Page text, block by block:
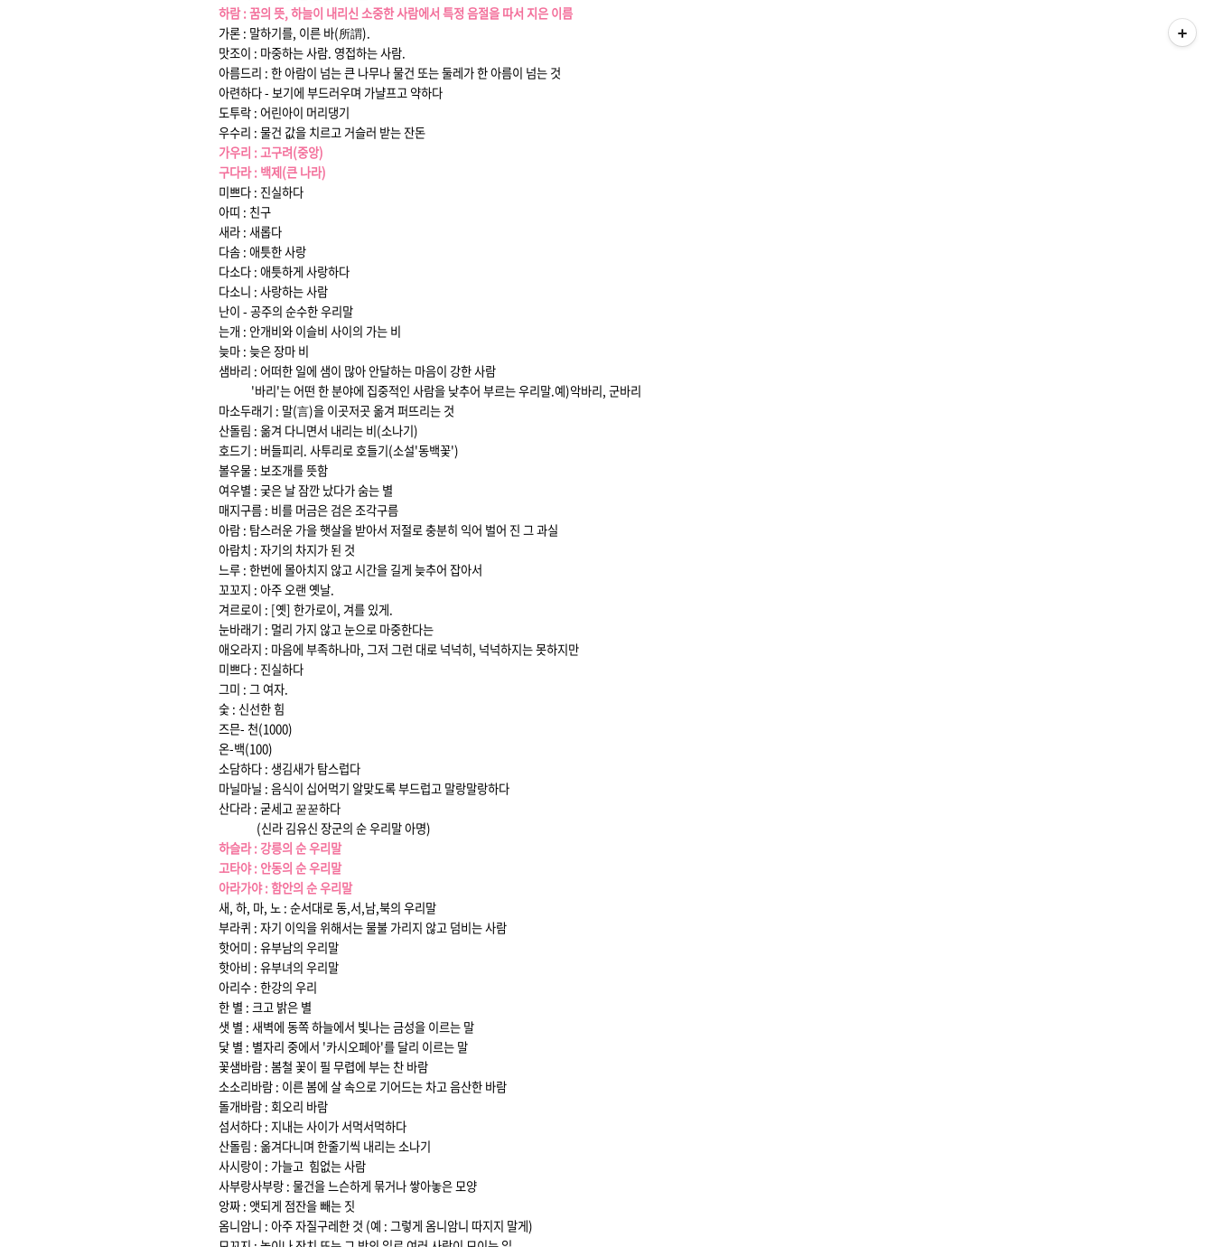
하람 : 꿈의 뜻, 하늘이 내리신 소중한 사람에서 특정 음절을 따서 지은 이름
가론 : 말하기를, 이른 바(所謂).
맛조이 : 마중하는 사람. 영접하는 사람.
아름드리 : 한 아람이 넘는 큰 나무나 물건 또는 둘레가 한 아름이 넘는 것
아련하다 - 보기에 부드러우며 가냘프고 약하다
도투락 : 어린아이 머리댕기
우수리 : 물건 값을 치르고 거슬러 받는 잔돈
가우리 : 고구려(중앙)
구다라 : 백제(큰 나라)
미쁘다 : 진실하다
아띠 : 친구
새라 : 새롭다
다솜 : 애틋한 사랑
다소다 : 애틋하게 사랑하다
다소니 : 사랑하는 사람
난이 - 공주의 순수한 우리말
는개 : 안개비와 이슬비 사이의 가는 비
늦마 : 늦은 장마 비
샘바리 : 어떠한 일에 샘이 많아 안달하는 마음이 강한 사람
'바리'는 어떤 한 분야에 집중적인 사람을 낮추어 부르는 우리말.예)악바리, 군바리
마소두래기 : 말(言)을 이곳저곳 옮겨 퍼뜨리는 것
산돌림 : 옮겨 다니면서 내리는 비(소나기)
호드기 : 버들피리. 사투리로 호들기(소설'동백꽃')
볼우물 : 보조개를 뜻함
여우별 : 궂은 날 잠깐 났다가 숨는 별
매지구름 : 비를 머금은 검은 조각구름
아람 : 탐스러운 가을 햇살을 받아서 저절로 충분히 익어 벌어 진 그 과실
아람치 : 자기의 차지가 된 것
느루 : 한번에 몰아치지 않고 시간을 길게 늦추어 잡아서
꼬꼬지 : 아주 오랜 옛날.
겨르로이 : [옛] 한가로이, 겨를 있게.
눈바래기 : 멀리 가지 않고 눈으로 마중한다는
애오라지 : 마음에 부족하나마, 그저 그런 대로 넉넉히, 넉넉하지는 못하지만
미쁘다 : 진실하다
그미 : 그 여자.
숯 : 신선한 힘
즈믄- 천(1000)
온-백(100)
소담하다 : 생김새가 탐스럽다
마닐마닐 : 음식이 십어먹기 알맞도록 부드럽고 말랑말랑하다
산다라 : 굳세고 꾿꾿하다
(신라 김유신 장군의 순 우리말 아명)
하슬라 : 강릉의 순 우리말
고타야 : 안동의 순 우리말
아라가야 : 함안의 순 우리말
새, 하, 마, 노 : 순서대로 동,서,남,북의 우리말
부라퀴 : 자기 이익을 위해서는 물불 가리지 않고 덤비는 사람
핫어미 : 유부남의 우리말
핫아비 : 유부녀의 우리말
아리수 : 한강의 우리
한 별 : 크고 밝은 별
샛 별 : 새벽에 동쪽 하늘에서 빛나는 금성을 이르는 말
닻 별 : 별자리 중에서 '카시오페아'를 달리 이르는 말
꽃샘바람 : 봄철 꽃이 필 무렵에 부는 찬 바람
소소리바람 : 이른 봄에 살 속으로 기어드는 차고 음산한 바람
돌개바람 : 회오리 바람
섬서하다 : 지내는 사이가 서먹서먹하다
산돌림 : 옮겨다니며 한줄기씩 내리는 소나기
사시랑이 : 가늘고 힘없는 사람
사부랑사부랑 : 물건을 느슨하게 묶거나 쌓아놓은 모양
앙짜 : 앳되게 점잔을 빼는 짓
옴니암니 : 아주 자질구레한 것 (예 : 그렇게 옴니암니 따지지 말게)